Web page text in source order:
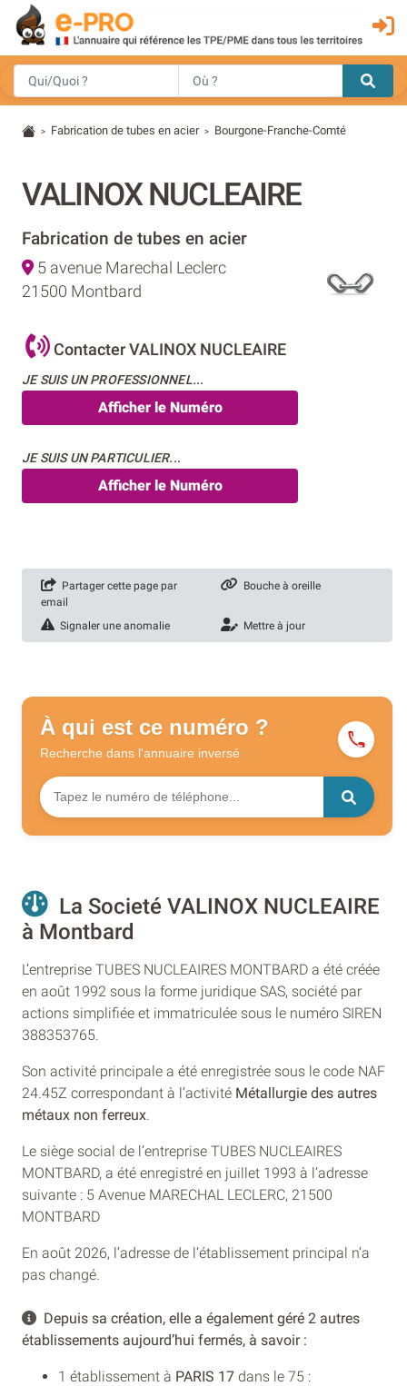
> Fabrication de tubes en acier > Bourgone-Franche-Comté
VALINOX NUCLEAIRE
Fabrication de tubes en acier
5 avenue Marechal Leclerc
21500 Montbard
Contacter VALINOX NUCLEAIRE
JE SUIS UN PROFESSIONNEL...
Afficher le Numéro
JE SUIS UN PARTICULIER...
Afficher le Numéro
Partager cette page par
email
Bouche à oreille
Signaler une anomalie Mettre à jour
À qui est ce numéro ?
Recherche dans l'annuaire inversé
La Societé VALINOX NUCLEAIRE
à Montbard
L’entreprise TUBES NUCLEAIRES MONTBARD a été créée
en août 1992 sous la forme juridique SAS, société par
actions simplifiée et immatriculée sous le numéro SIREN
388353765.
Son activité principale a été enregistrée sous le code NAF
24.45Z correspondant à l’activité Métallurgie des autres
métaux non ferreux
Le siège social de l’entreprise TUBES NUCLEAIRES
MONTBARD, a été enregistré en juillet 1993 à l’adresse
suivante : 5 Avenue MARECHAL LECLERC, 21500
MONTBARD
En août 2026, l’adresse de l’établissement principal n’a
pas changé.
Depuis sa création, elle a également géré 2 autres
établissements aujourd’hui fermés, à savoir :
1 établissement à PARIS 17 dans le 75 :